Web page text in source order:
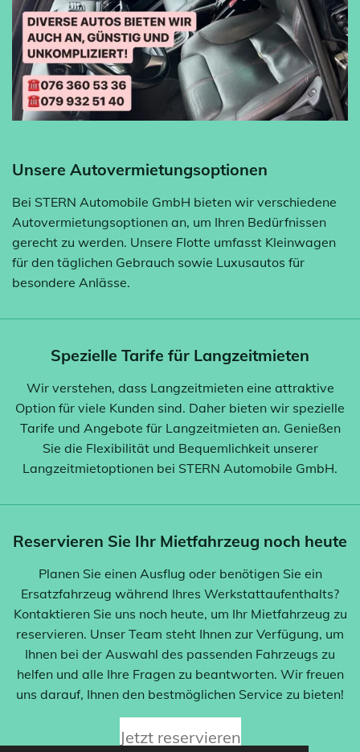
Unsere Autovermietungsoptionen
Bei STERN Automobile GmbH bieten wir verschiedene
Autovermietungsoptionen an, um Ihren Bedürfnissen
gerecht zu werden. Unsere Flotte umfasst Kleinwagen
für den täglichen Gebrauch sowie Luxusautos für
besondere Anlässe.
Spezielle Tarife für Langzeitmieten
Wir verstehen, dass Langzeitmieten eine attraktive
Option für viele Kunden sind. Daher bieten wir spezielle
Tarife und Angebote für Langzeitmieten an. Genießen
Sie die Flexibilität und Bequemlichkeit unserer
Langzeitmietoptionen bei STERN Automobile GmbH.
Reservieren Sie Ihr Mietfahrzeug noch heute
Planen Sie einen Ausflug oder benötigen Sie ein
Ersatzfahrzeug während Ihres Werkstattaufenthalts?
Kontaktieren Sie uns noch heute, um Ihr Mietfahrzeug zu
reservieren. Unser Team steht Ihnen zur Verfügung, um
Ihnen bei der Auswahl des passenden Fahrzeugs zu
helfen und alle Ihre Fragen zu beantworten. Wir freuen
uns darauf, Ihnen den bestmöglichen Service zu bieten!
Jetzt reservieren